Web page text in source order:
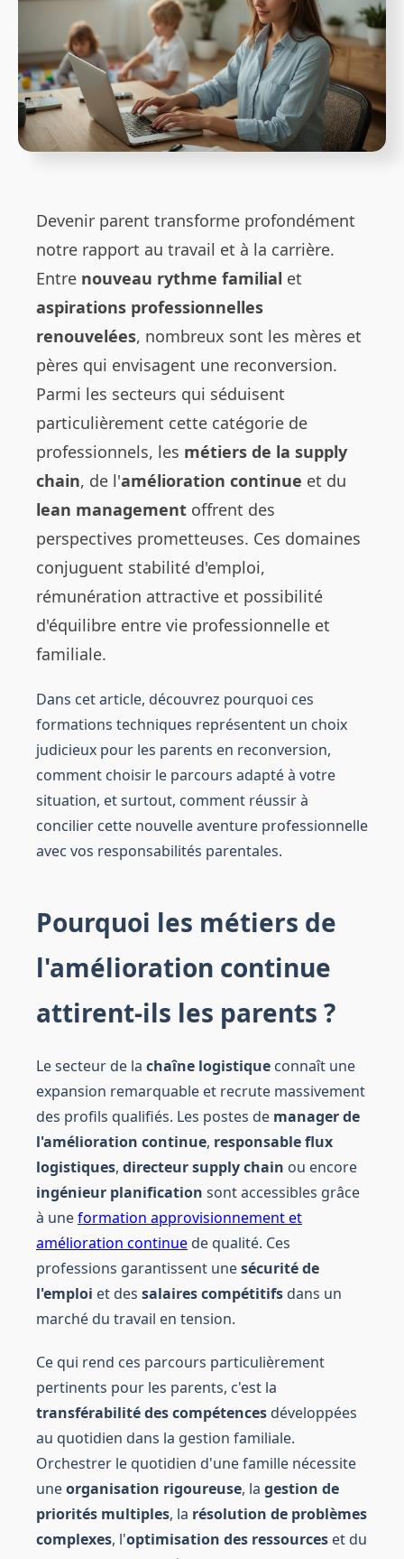
Devenir parent transforme profondément
notre rapport au travail et à la carrière.
Entre nouveau rythme familial et
aspirations professionnelles
renouvelées, nombreux sont les mères et
pères qui envisagent une reconversion.
Parmi les secteurs qui séduisent
particulièrement cette catégorie de
professionnels, les métiers de la supply
chain, de l'amélioration continue et du
lean management offrent des
perspectives prometteuses. Ces domaines
conjuguent stabilité d'emploi,
rémunération attractive et possibilité
d'équilibre entre vie professionnelle et
familiale.
Dans cet article, découvrez pourquoi ces
formations techniques représentent un choix
judicieux pour les parents en reconversion,
comment choisir le parcours adapté à votre
situation, et surtout, comment réussir à
concilier cette nouvelle aventure professionnelle
avec vos responsabilités parentales.
Pourquoi les métiers de
l'amélioration continue
attirent-ils les parents ?
Le secteur de la chaîne logistique connaît une
expansion remarquable et recrute massivement
des profils qualifiés. Les postes de manager de
l'amélioration continue, responsable flux
logistiques, directeur supply chain ou encore
ingénieur planification sont accessibles grâce
à uneformation approvisionnement et
amélioration continue de qualité. Ces
professions garantissent unesécurité de
l'emploi et des salaires compétitifs dans un
marché du travail en tension.
Ce qui rend ces parcours particulièrement
pertinents pour les parents, c'est la
transférabilité des compétences développées
au quotidien dans la gestion familiale.
Orchestrer le quotidien d'une famille nécessite
uneorganisation rigoureuse, la gestion de
priorités multiples, la résolution de problèmes
complexes, l'optimisation des ressources et du